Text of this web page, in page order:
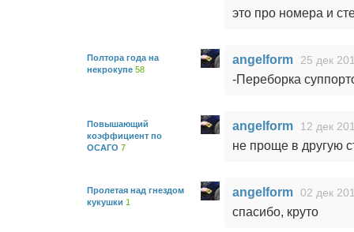
это про номера и
Полтора года на
некрокупе 58
angelform 25 дек
-Переборка
Повышающий
коэффициент по
ОСАГО 7
angelform 12 дек
не проще в другую
Пролетая над гнездом
кукушки 1
angelform 02 дек
спасибо, круто